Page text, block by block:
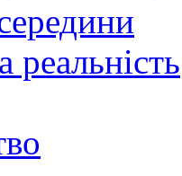
реальність